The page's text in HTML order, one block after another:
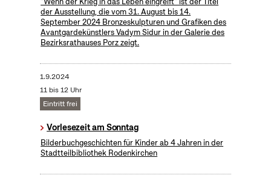
der Ausstellung, die vom 31. August bis 14.
September 2024 Bronzeskulpturen und Grafiken des
Avantgardekünstlers Vadym Sidur in der Galerie des
Bezirksrathauses Porz zeigt.
1.9.2024
11 bis 12 Uhr
Eintritt frei
Vorlesezeit am Sonntag
Bilderbuchgeschichten für Kinder ab 4 Jahren in der
Stadtteilbibliothek Rodenkirchen